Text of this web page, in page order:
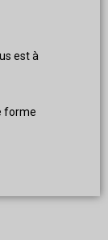
est à
forme